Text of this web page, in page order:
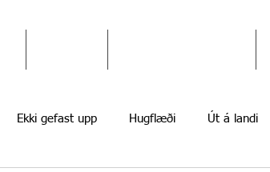
Ekki gefast upp Hugflæði Út á landi